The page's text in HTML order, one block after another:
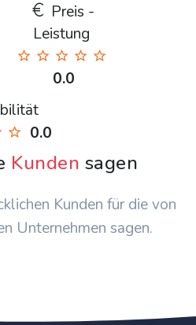
Preis -
Leistung
0.0
0.0
Kunden sagen
Kunden für die von
Unternehmen sagen.